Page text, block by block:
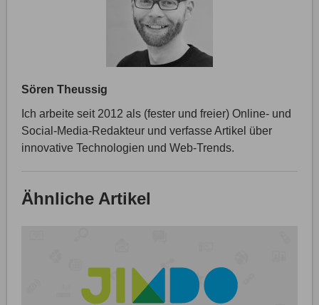
Sören Theussig
Ich arbeite seit 2012 als (fester und freier) Online- und
Social-Media-Redakteur und verfasse Artikel über
innovative Technologien und Web-Trends.
Ähnliche Artikel